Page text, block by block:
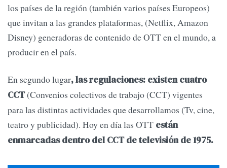
los países de la región (también varios países Europeos)
que invitan a las grandes plataformas, (Netflix, Amazon
Disney) generadoras de contenido de OTT en el mundo, a
producir en el país.
En segundo lugar, las regulaciones: existen cuatro
CCT(Convenios colectivos de trabajo (CCT) vigentes
para las distintas actividades que desarrollamos (Tv, cine,
teatro y publicidad). Hoy en día las OTT están
enmarcadas dentro del CCT de televisión de 1975.